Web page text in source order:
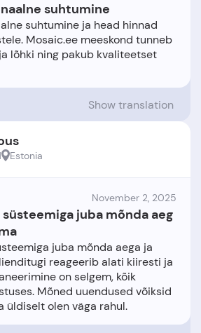
suhtumine
suhtumine ja head hinnad
Mosaic.ee meeskond tunneb
lõhki ning pakub kvaliteetset
Show translation
Estonia
November 2, 2025
juba mõnda aeg
juba mõnda aega ja
reageerib alati kiiresti ja
on selgem, kõik
Mõned uuendused võiksid